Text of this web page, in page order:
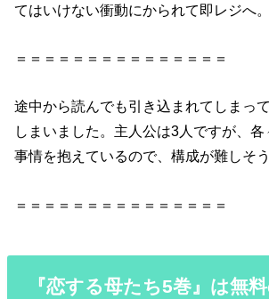
てはいけない衝動にかられて即レジへ
＝＝＝＝＝＝＝＝＝＝＝＝＝＝＝
途中から読んでも引き込まれてしまっ
しまいました。主人公は3人ですが、
事情を抱えているので、構成が難しそ
＝＝＝＝＝＝＝＝＝＝＝＝＝＝＝
『恋する母たち5巻』は無